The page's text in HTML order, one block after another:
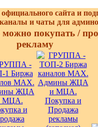
официального сайта и
и чаты для
можно покупать /
рекламу